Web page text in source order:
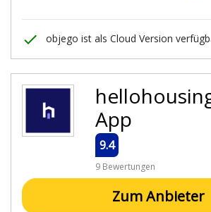
done objego ist als Cloud Version
App
9.4
9 Bewertungen
Zum Anbieter